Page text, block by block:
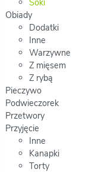
Obiady
Dodatki
Inne
Warzywne
Z mięsem
Z rybą
Pieczywo
Podwieczorek
Przetwory
Przyjęcie
Inne
Kanapki
Torty